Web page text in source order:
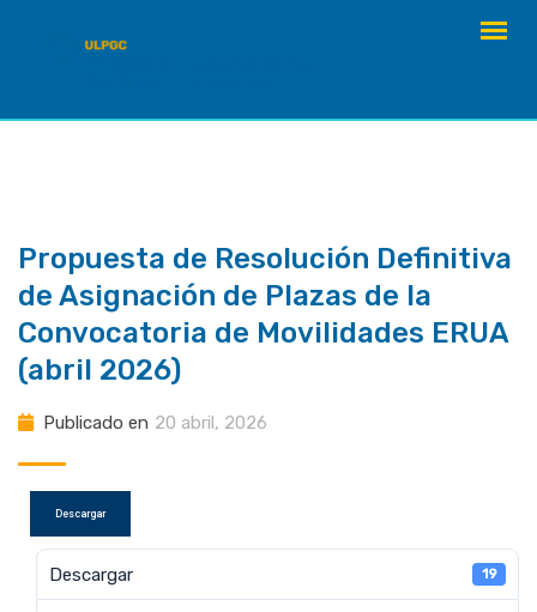
Propuesta de Resolución Definitiva
de Asignación de Plazas de la
Convocatoria de Movilidades ERUA
(abril 2026)
Publicado en 20 abril, 2026
Descargar
Descargar 19